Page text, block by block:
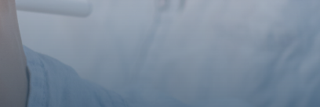
Wargame